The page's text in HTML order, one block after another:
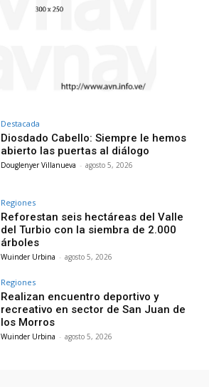
Destacada
Diosdado Cabello: Siempre le hemos
abierto las puertas al diálogo
Douglenyer Villanueva - agosto 5, 2026
Regiones
Reforestan seis hectáreas del Valle
del Turbio con la siembra de 2.000
árboles
Wuinder Urbina - agosto 5, 2026
Regiones
Realizan encuentro deportivo y
recreativo en sector de San Juan de
los Morros
Wuinder Urbina - agosto 5, 2026